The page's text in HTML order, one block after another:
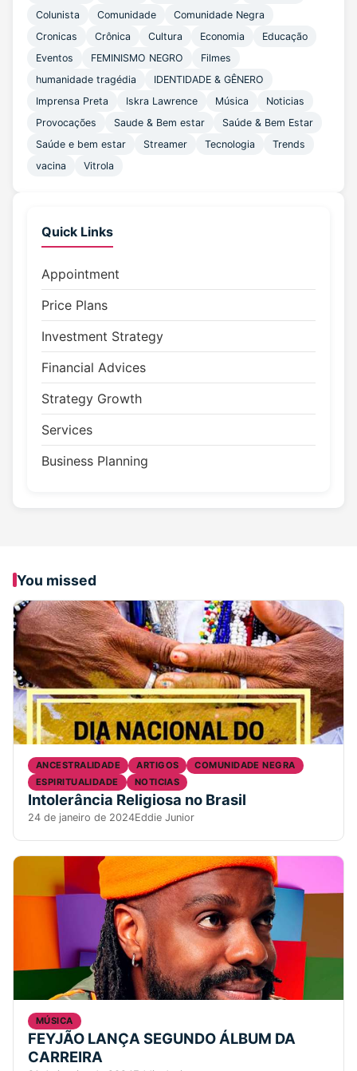
Colunista
Comunidade
Comunidade Negra
Cronicas
Crônica Cultura Economia
Educação
Eventos
FEMINISMO NEGRO
Filmes
humanidade tragédia
IDENTIDADE & GÊNERO
Imprensa Preta
Iskra Lawrence Música
Noticias
Provocações
Saude & Bem estar
Saúde & Bem Estar
Saúde e bem estar
Streamer Tecnologia
Trends
vacina
Vitrola
Quick Links
Appointment
Price Plans
Investment Strategy
Financial Advices
Strategy Growth
Services
Business Planning
You missed
ANCESTRALIDADE ARTIGOS
COMUNIDADE NEGRA
ESPIRITUALIDADE
NOTICIAS
Intolerância Religiosa no Brasil
24 de janeiro de 2024Eddie Junior
MÚSICA
FEYJÃO LANÇA SEGUNDO ÁLBUM DA
CARREIRA